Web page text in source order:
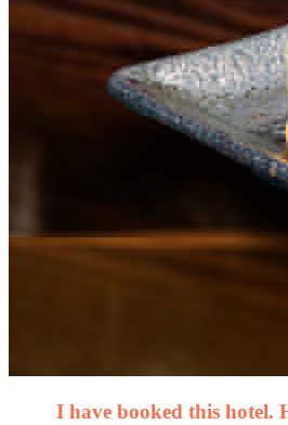
I have booked this hotel.